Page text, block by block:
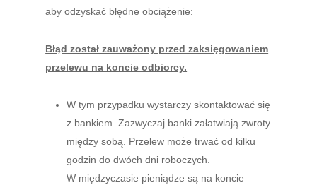
aby odzyskać błędne obciążenie:
Błąd został zauważony przed zaksięgowaniem
przelewu na koncie odbiorcy.
W tym przypadku wystarczy skontaktować się
z bankiem. Zazwyczaj banki załatwiają zwroty
między sobą. Przelew może trwać od kilku
godzin do dwóch dni roboczych.
W międzyczasie pieniądze są na koncie